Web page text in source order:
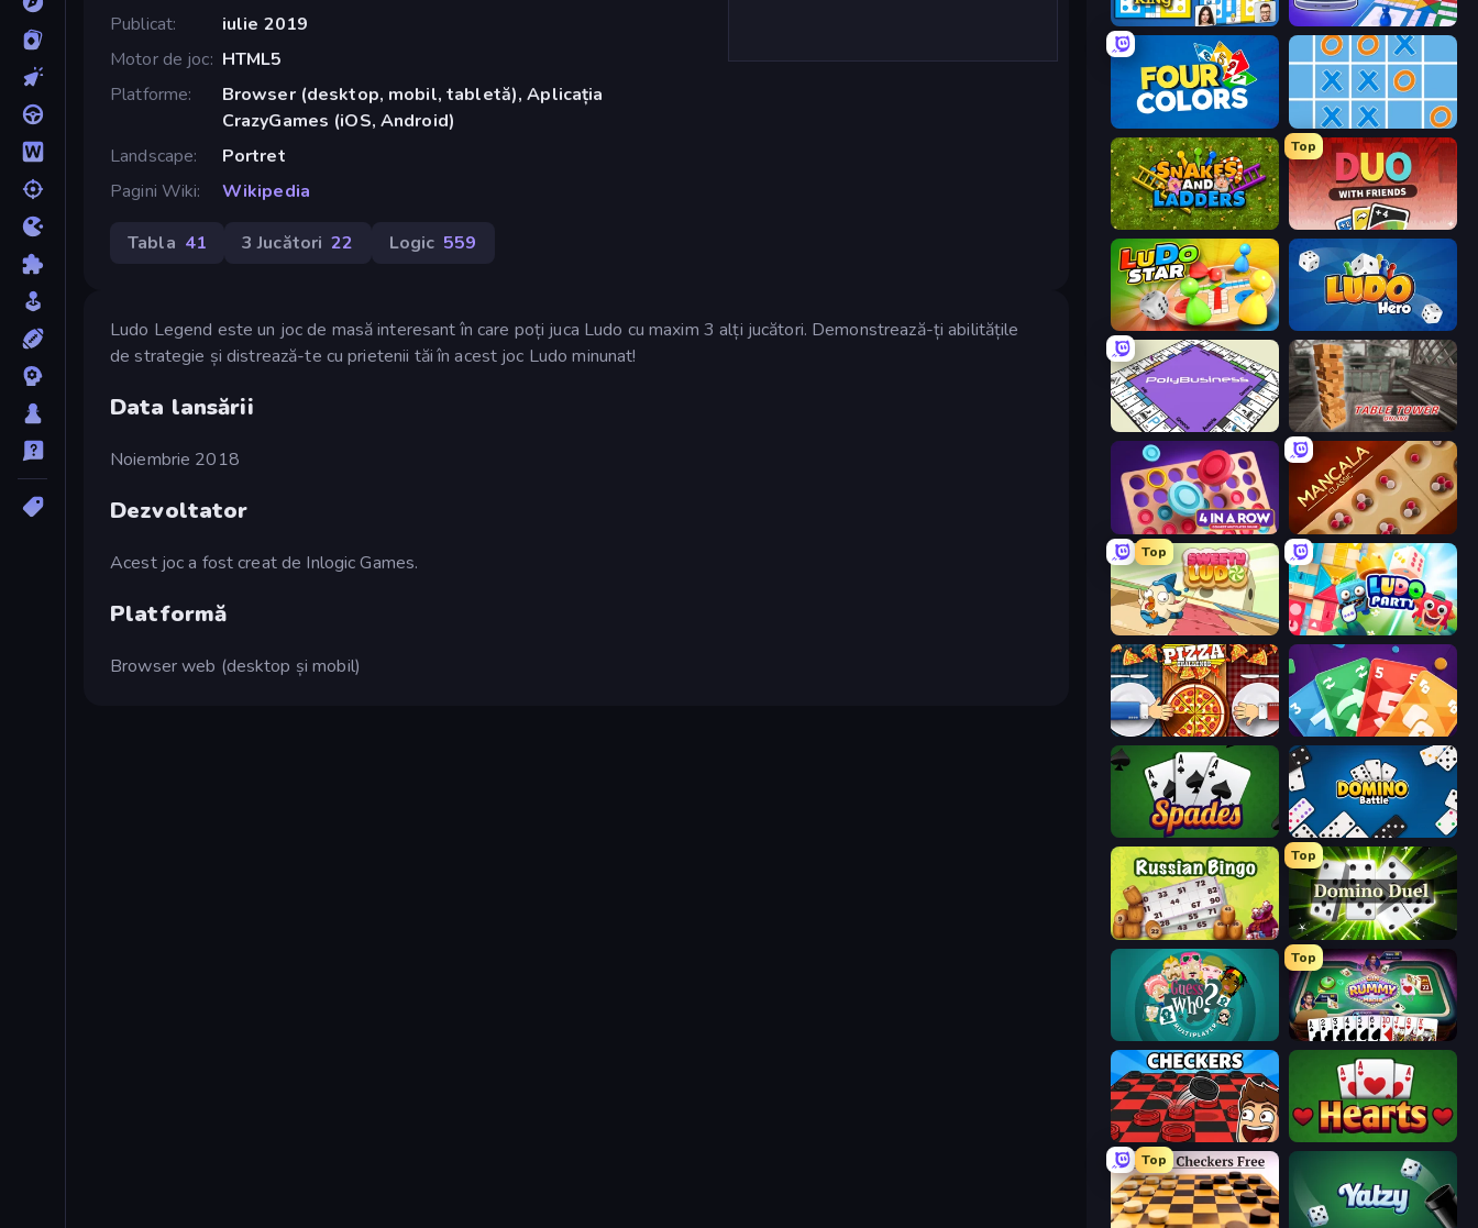
Publicat
iulie 2019
Motor de joc HTML5
Platforme
Browser (desktop, mobil, tabletă), Aplicația
CrazyGames (iOS, Android)
Landscape
Portret
Pagini Wiki
Wikipedia
Tabla 41 3 Jucători 22 Logic 559
Ludo Legend este un joc de masă interesant în care poți juca Ludo cu maxim 3 alți jucători. Demonstrează-ți abilitățile
de strategie și distrează-te cu prietenii tăi în acest joc Ludo minunat!
Data lansării
Noiembrie 2018
Dezvoltator
Acest joc a fost creat de Inlogic Games.
Platformă
Browser web (desktop și mobil)
Ludo King Ludo Club
Tic Tac Toe Online
Snakes and Ladders
Top
DUO With Friends
Ludo Star League
PolyBusiness (Unofficial Monopoly) Table Tower Online
Connect 4 Online Multiplayer Mancala Classic
Top
Sweety Ludo Ludo Party
Pizza Challenge Foono Online Multiplayer
Spades Domino Battle
Russian Bingo
Top
Domino Duel
Guess Who Online
Top
Gin Rummy Mania
Checkers & Draughts Multiplayer Hearts: Classic
Top